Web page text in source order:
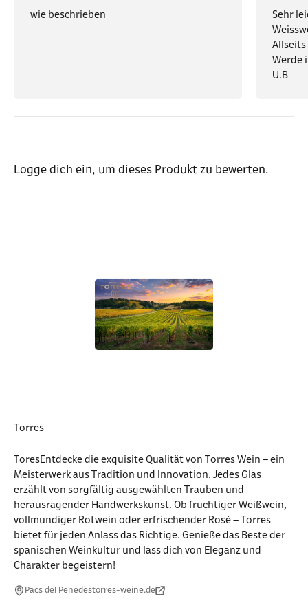
wie beschrieben
Sehr
Werde
U.B
Logge dich ein , um dieses Produkt zu bewerten.
Torres
ToresEntdecke die exquisite Qualität von Torres Wein – ein
Meisterwerk aus Tradition und Innovation. Jedes Glas
erzählt von sorgfältig ausgewählten Trauben und
herausragender Handwerkskunst. Ob fruchtiger Weißwein,
vollmundiger Rotwein oder erfrischender Rosé – Torres
bietet für jeden Anlass das Richtige. Genieße das Beste der
spanischen Weinkultur und lass dich von Eleganz und
Charakter begeistern!
Pacs del Penedèstorres-weine.de